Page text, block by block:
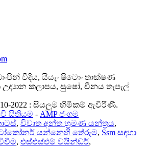
වීදිය, යියැං ෂිටොං තාක්ෂණ
කලාපය, සුෂෝ, චීනය තැපැල්
2022 : සියලුම හිමිකම් ඇවිරිණි.
සිතියම - AMP ජංගම
, විවෘත අන්ත භ්‍රමණ යන්ත්‍රය,
යන්නෙහි තේරුම, Ssm සඳහා
, එස්එස්එම් වයින්ඩර්,